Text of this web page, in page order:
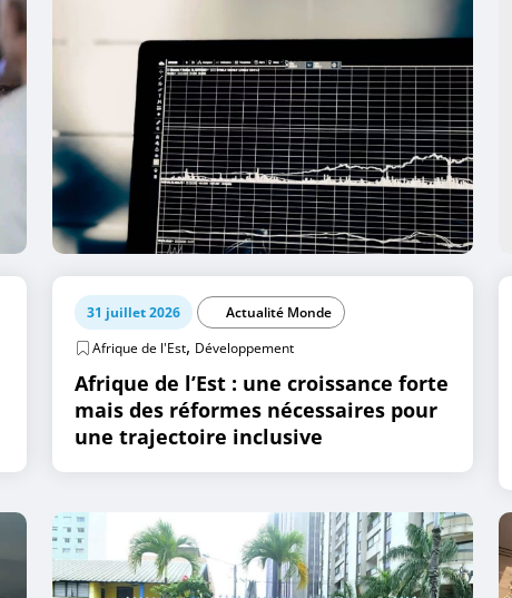
31 juillet 2026
Actualité Monde
Afrique de l'Est, Développement
Afrique de l’Est : une croissance forte
mais des réformes nécessaires pour
une trajectoire inclusive